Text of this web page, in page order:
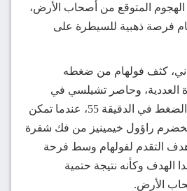
الهجوم المتوقع من أصحاب الأرض،
فرصة ذهبية للسيطرة على
كثف فولهام من ضغطه
العددية، وحاصر تشيلسي في
نصف ملعبه. وأثمر هذا الضغط في الدقيقة 55، عندما تمكن
راؤول خيمينيز من فك شفرة
هدف التقدم لفولهام وسط فرحة
الهدف وكأنه نتيجة حتمية
الأرض.